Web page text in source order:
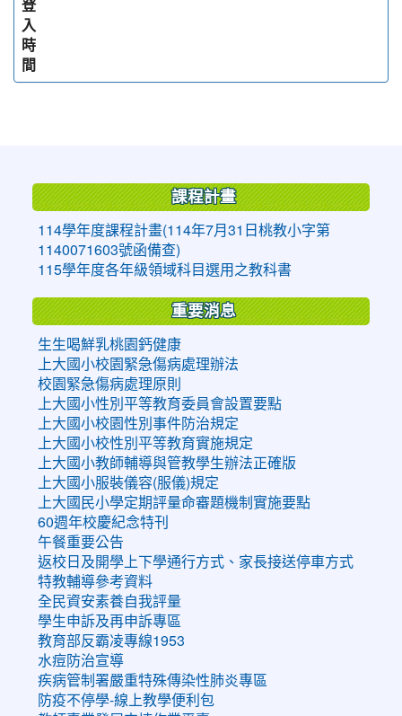
登
入
時
間
課程計畫
114學年度課程計畫(114年7月31日桃教小字第
1140071603號函備查)
115學年度各年級領域科目選用之教科書
重要消息
生生喝鮮乳桃園鈣健康
上大國小校園緊急傷病處理辦法
校園緊急傷病處理原則
上大國小性別平等教育委員會設置要點
上大國小校園性別事件防治規定
上大國小校性別平等教育實施規定
上大國小教師輔導與管教學生辦法正確版
上大國小服裝儀容(服儀)規定
上大國民小學定期評量命審題機制實施要點
60週年校慶紀念特刊
午餐重要公告
返校日及開學上下學通行方式、家長接送停車方式
特教輔導參考資料
全民資安素養自我評量
學生申訴及再申訴專區
教育部反霸凌專線1953
水痘防治宣導
疾病管制署嚴重特殊傳染性肺炎專區
防疫不停學-線上教學便利包